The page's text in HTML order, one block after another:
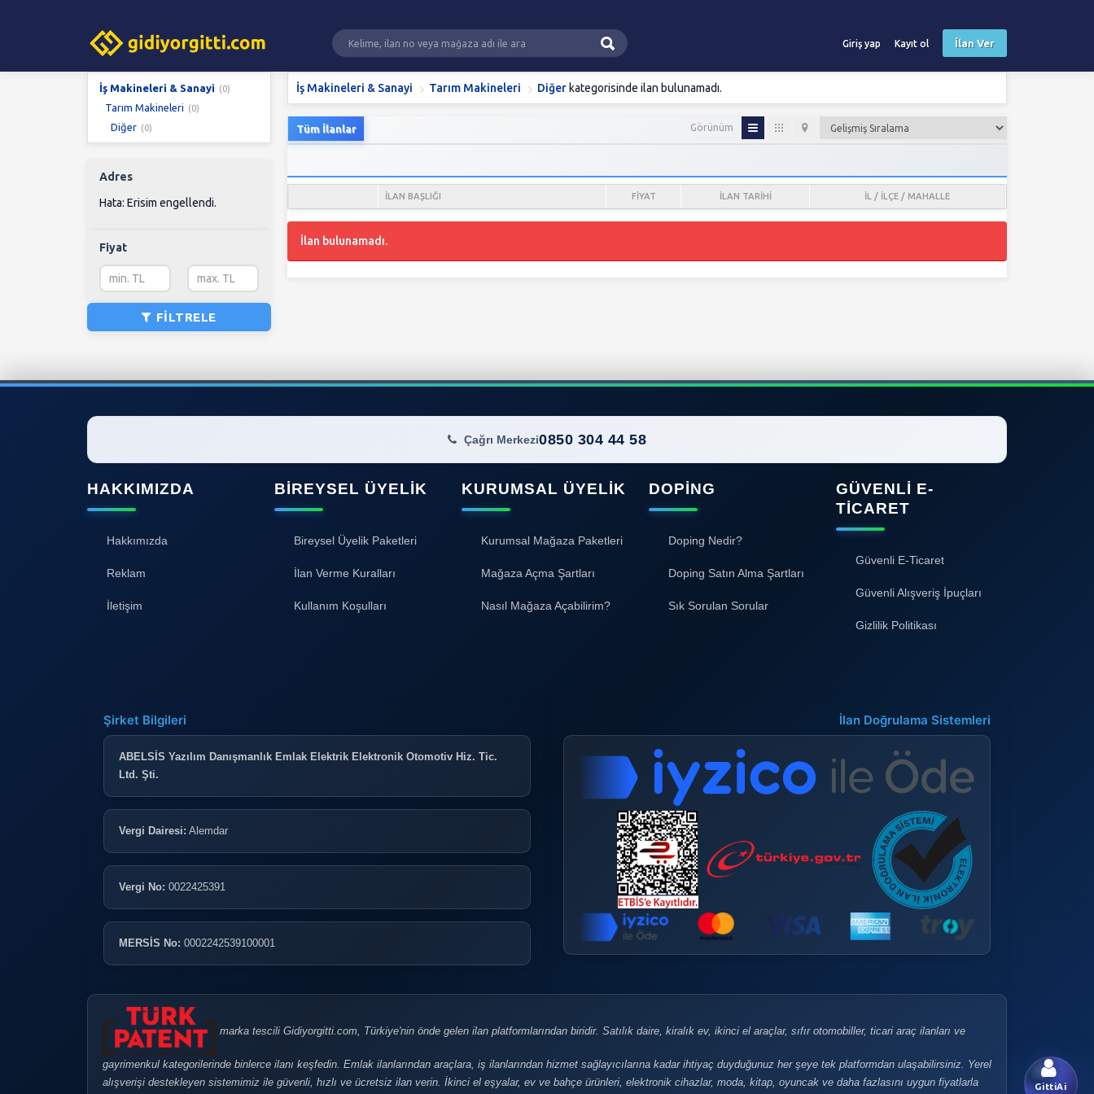
GittiAi
Giriş yap Kayıt ol İlan Ver
İş Makineleri & Sanayi (0)
Tarım Makineleri (0)
Diğer (0)
Adres
Hata: Erisim engellendi.
Fiyat
FILTRELE
İş Makineleri & Sanayi Tarım Makineleri Diğer kategorisinde ilan bulunamadı.
Tüm İlanlar Görünüm
İLAN BAŞLIĞI FIYAT İLAN TARIHI İL / İLÇE / MAHALLE
İlan bulunamadı.
Çağrı Merkezi0850 304 44 58
HAKKIMIZDA
Hakkımızda
Reklam
İletişim
BIREYSEL ÜYELIK
Bireysel Üyelik Paketleri
İlan Verme Kuralları
Kullanım Koşulları
KURUMSAL ÜYELIK
Kurumsal Mağaza Paketleri
Mağaza Açma Şartları
Nasıl Mağaza Açabilirim?
DOPING
Doping Nedir?
Doping Satın Alma Şartları
Sık Sorulan Sorular
GÜVENLI E-
TICARET
Güvenli E-Ticaret
Güvenli Alışveriş İpuçları
Gizlilik Politikası
Şirket Bilgileri
ABELSİS Yazılım Danışmanlık Emlak Elektrik Elektronik Otomotiv Hiz. Tic.
Ltd. Şti.
Vergi Dairesi: Alemdar
Vergi No: 0022425391
MERSİS No: 0002242539100001
İlan Doğrulama Sistemleri
marka tescili Gidiyorgitti.com, Türkiye'nin önde gelen ilan platformlarından biridir. Satılık daire, kiralık ev, ikinci el araçlar, sıfır otomobiller, ticari araç ilanları ve
gayrimenkul kategorilerinde binlerce ilanı keşfedin. Emlak ilanlarından araçlara, iş ilanlarından hizmet sağlayıcılarına kadar ihtiyaç duyduğunuz her şeye tek platformdan ulaşabilirsiniz. Yerel
alışverişi destekleyen sistemimiz ile güvenli, hızlı ve ücretsiz ilan verin. İkinci el eşyalar, ev ve bahçe ürünleri, elektronik cihazlar, moda, kitap, oyuncak ve daha fazlasını uygun fiyatlarla